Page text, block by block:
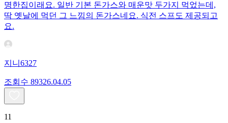
명한집이래요. 일반 기본 돈가스와 매운맛 두가지 먹었는데,
딱 옛날에 먹던 그 느낌의 돈가스네요. 식전 스프도 제공되고
요.
지니6327
조회수 89326.04.05
11